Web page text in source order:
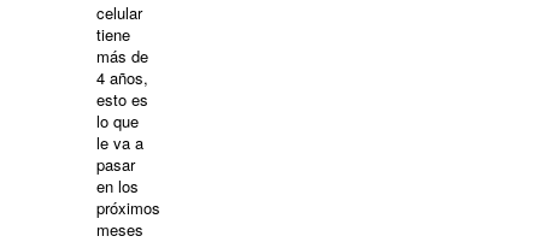
celular
tiene
más de
4 años,
esto es
lo que
le va a
pasar
en los
próximos
meses